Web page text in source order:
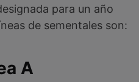
para un año
de sementales son:
A